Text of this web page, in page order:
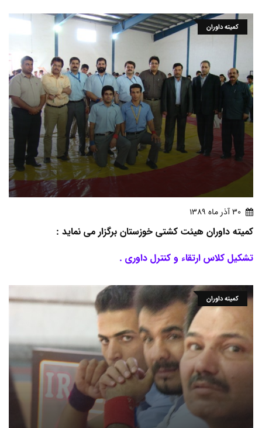
کمیته داوران
30 آذر ماه 1389
کمیته داوران هیئت کشتی خوزستان برگزار می نماید :
تشکیل کلاس ارتقاء و کنترل داوری .
کمیته داوران